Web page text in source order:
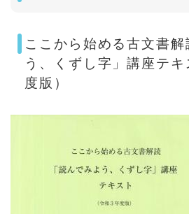
ここから始める古文書解
う、くずし字」講座テ
度版）